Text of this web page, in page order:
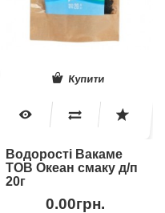
Купити
Водорості Вакаме
ТОВ Океан смаку д/п
20г
0.00грн.